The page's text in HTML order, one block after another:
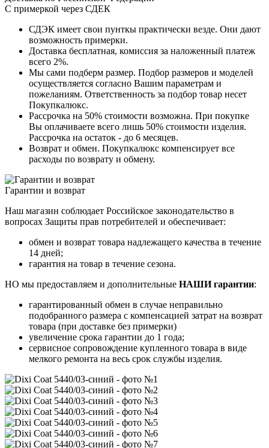
С примеркой через СДЕК
СДЭК имеет свои пунткы практически везде. Они дают
возможность примерки.
Доставка бесплатная, комиссия за наложенный платеж
всего 2%.
Мы сами подберм размер. Подбор размеров и моделей
осуществляется согласно Вашим параметрам и
пожеланиям. Ответственность за подбор товар несет
Покупкалюкс.
Рассрочка на 50% стоимости возможна. При покупке
Вы оплачиваете всего лишь 50% стоимости изделия.
Рассрочка на остаток - до 6 месяцев.
Возврат и обмен. Покупкалюкс компенсирует все
расходы по возврату и обмену.
Гарантии и возврат
Наш магазин соблюдает Российское законодательство в
вопросах Защиты прав потребителей и обеспечивает:
обмен и возврат товара надлежащего качества в течение
14 дней;
гарантия на товар в течение сезона.
НО мы предоставляем и дополнительные НАШИ гарантии:
гарантированный обмен в случае неправильно
подобранного размера с компенсацией затрат на возврат
товара (при доставке без примерки)
увеличение срока гарантии до 1 года;
сервисное сопровождение купленного товара в виде
мелкого ремонта на весь срок службы изделия.